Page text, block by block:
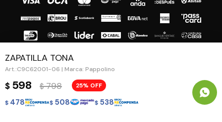
ZAPATILLA TONA
C9C62001-06 | Marca: Pappolino
$ 598 $ 798 25
$ 478 $ 508 $ 538